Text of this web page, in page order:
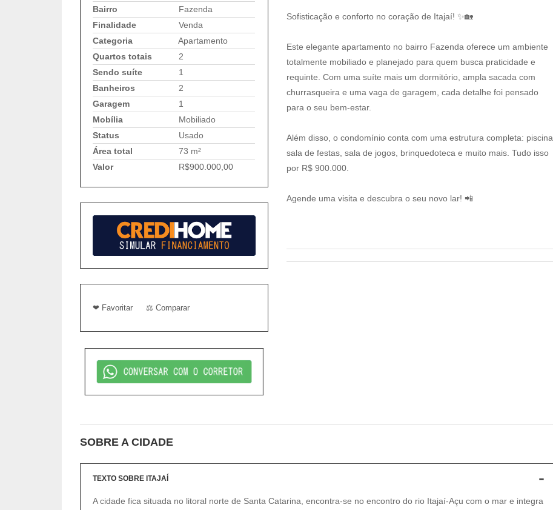
Bairro
Fazenda
Finalidade
Venda
Categoria
Apartamento
Quartos totais
2
Sendo suíte
1
Banheiros
2
Garagem
1
Mobília
Mobiliado
Status
Usado
Área total
73 m²
Valor
R$900.000,00
❤ Favoritar ⚖ Comparar
Sofisticação e conforto no coração de Itajaí! ✨🏡
Este elegante apartamento no bairro Fazenda oferece um ambiente
totalmente mobiliado e planejado para quem busca praticidade e
requinte. Com uma suíte mais um dormitório, ampla sacada com
churrasqueira e uma vaga de garagem, cada detalhe foi pensado
para o seu bem-estar.
Além disso, o condomínio conta com uma estrutura completa: piscina,
sala de festas, sala de jogos, brinquedoteca e muito mais. Tudo isso
por R$ 900.000.
Agende uma visita e descubra o seu novo lar! 📲
SOBRE A CIDADE
TEXTO SOBRE ITAJAÍ
A cidade fica situada no litoral norte de Santa Catarina, encontra-se no encontro do rio Itajaí-Açu com o mar e integra